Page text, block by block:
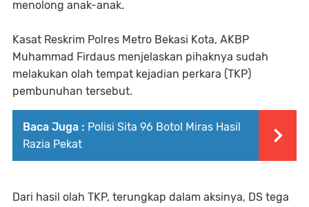
menolong anak-anak.
Kasat Reskrim Polres Metro Bekasi Kota, AKBP
Muhammad Firdaus menjelaskan pihaknya sudah
melakukan olah tempat kejadian perkara (TKP)
pembunuhan tersebut.
Baca Juga : Polisi Sita 96 Botol Miras Hasil
Razia Pekat
Dari hasil olah TKP, terungkap dalam aksinya, DS tega